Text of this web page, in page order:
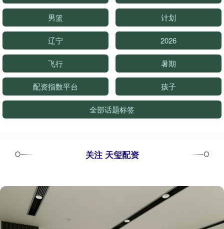
男篮 计划
辽宁 2026
飞行 暑期
配资指数平台 孩子
全部话题标签
关注 天玺配资